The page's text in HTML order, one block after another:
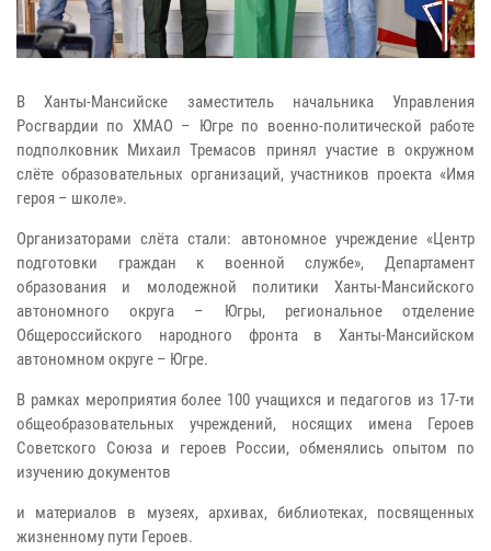
В Ханты-Мансийске заместитель начальника Управления
Росгвардии по ХМАО – Югре по военно-политической работе
подполковник Михаил Тремасов принял участие в окружном
слёте образовательных организаций, участников проекта «Имя
героя – школе».
Организаторами слёта стали: автономное учреждение «Центр
подготовки граждан к военной службе», Департамент
образования и молодежной политики Ханты-Мансийского
автономного округа – Югры, региональное отделение
Общероссийского народного фронта в Ханты-Мансийском
автономном округе – Югре.
В рамках мероприятия более 100 учащихся и педагогов из 17-ти
общеобразовательных учреждений, носящих имена Героев
Советского Союза и героев России, обменялись опытом по
изучению документов
и материалов в музеях, архивах, библиотеках, посвященных
жизненному пути Героев.